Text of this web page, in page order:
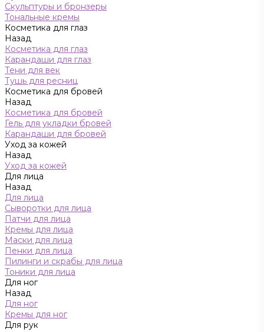
Скульптуры и бронзеры
Тональные кремы
Косметика для глаз
Назад
Косметика для глаз
Карандаши для глаз
Тени для век
Тушь для ресниц
Косметика для бровей
Назад
Косметика для бровей
Гель для укладки бровей
Карандаши для бровей
Уход за кожей
Назад
Уход за кожей
Для лица
Назад
Для лица
Сыворотки для лица
Патчи для лица
Кремы для лица
Маски для лица
Пенки для лица
Пилинги и скрабы для лица
Тоники для лица
Для ног
Назад
Для ног
Кремы для ног
Для рук